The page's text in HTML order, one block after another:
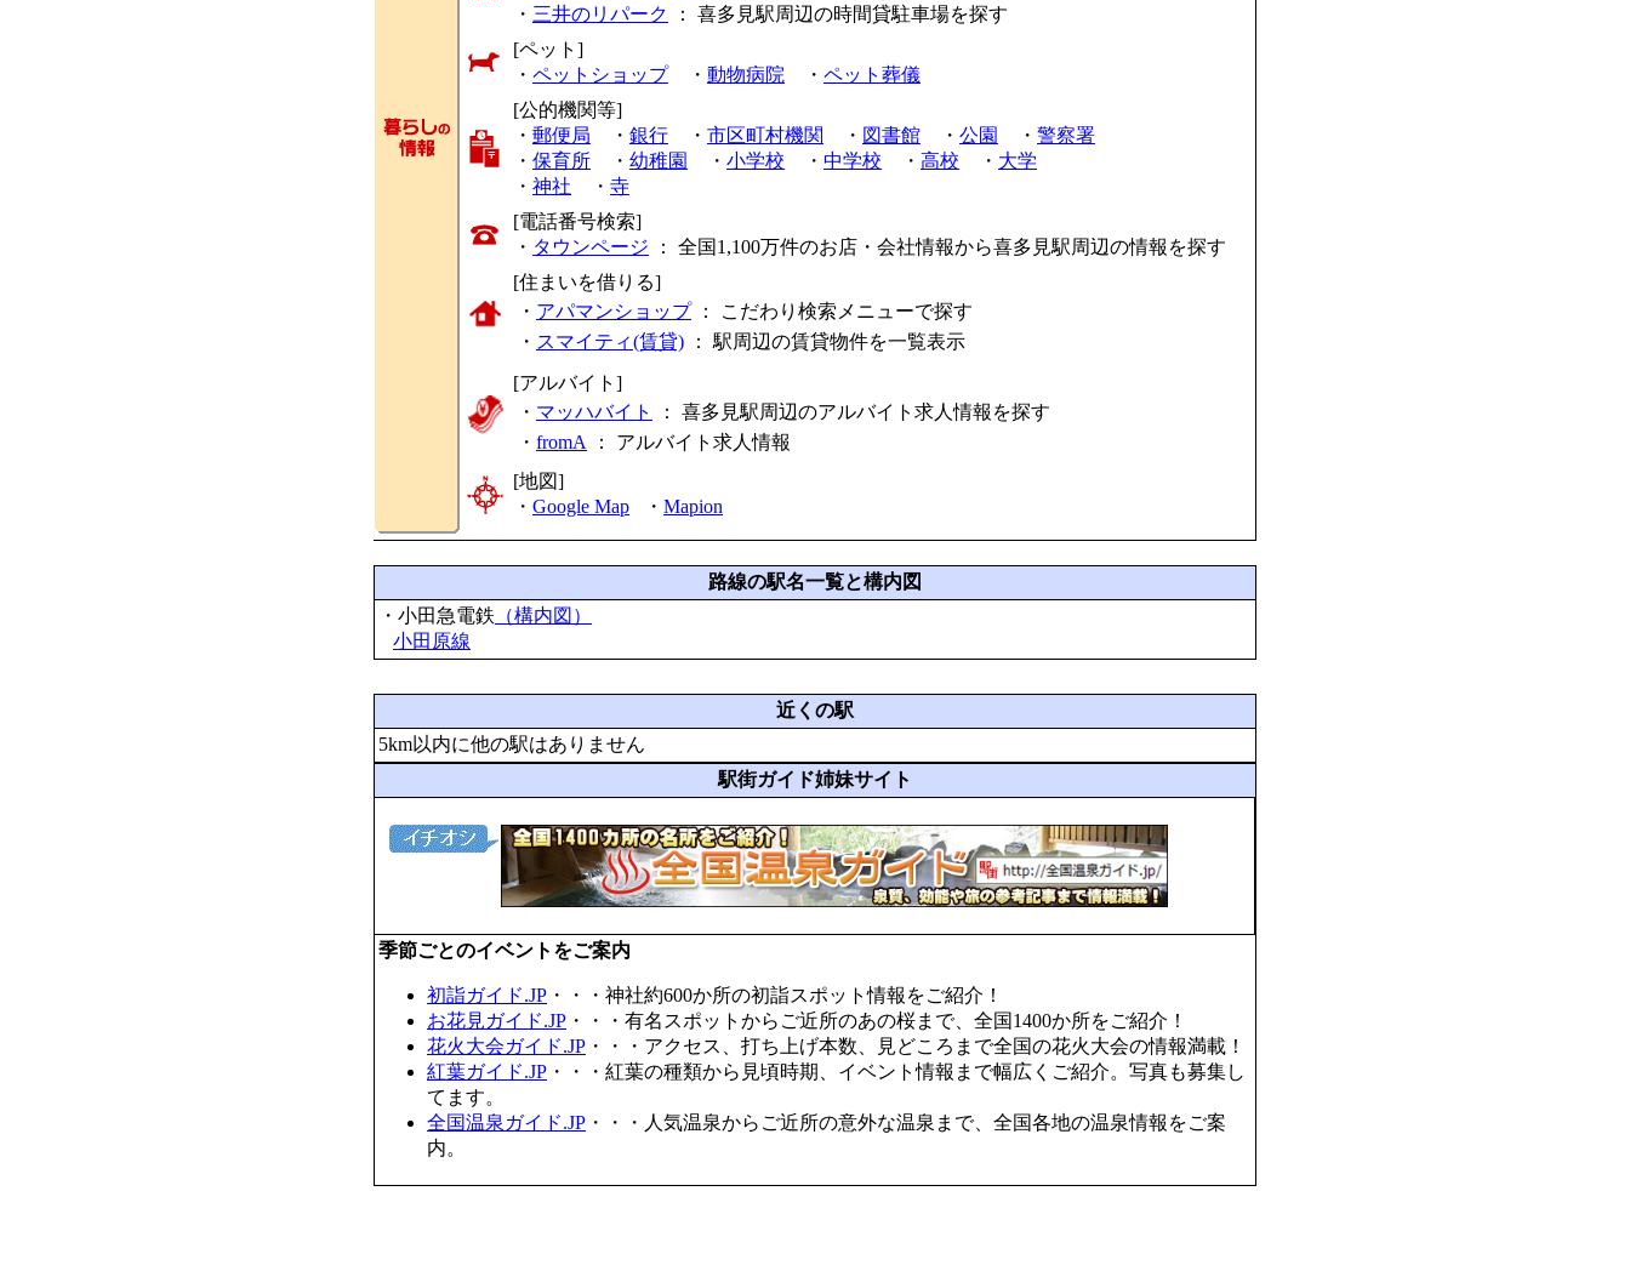
・ 三井のリパーク
： 喜多見駅周辺の時間貸駐車場を探す
[ペット]
・ ペットショップ・ 動物病院 ・ ペット葬儀
[公的機関等]
・ 郵便局 ・ 銀行 ・ 市区町村機関 ・ 図書館 ・ 公園 ・ 警察署
・ 保育所 ・ 幼稚園 ・ 小学校 ・ 中学校 ・ 高校 ・ 大学
・ 神社 ・ 寺
[電話番号検索]
・ タウンページ ： 全国1,100万件のお店・会社情報から喜多見駅周辺の情報を探す
[住まいを借りる]
・ アパマンショップ： こだわり検索メニューで探す
・ スマイティ(賃貸) ： 駅周辺の賃貸物件を一覧表示
[アルバイト]
・ マッハバイト
： 喜多見駅周辺のアルバイト求人情報を探す
・ fromA ： アルバイト求人情報
[地図]
・ Google Map ・ Mapion
路線の駅名一覧と構内図
・小田急電鉄 （構内図）
小田原線
近くの駅
5km以内に他の駅はありません
駅街ガイド姉妹サイト
季節ごとのイベントをご案内
初詣ガイド.JP ・・・神社約600か所の初詣スポット情報をご紹介！
お花見ガイド.JP ・・・有名スポットからご近所のあの桜まで、全国1400か所をご紹介！
花火大会ガイド.JP ・・・アクセス、打ち上げ本数、見どころまで全国の花火大会の情報満載！
紅葉ガイド.JP ・・・紅葉の種類から見頃時期、イベント情報まで幅広くご紹介。写真も募集し
てます。
全国温泉ガイド.JP ・・・人気温泉からご近所の意外な温泉まで、全国各地の温泉情報をご案
内。